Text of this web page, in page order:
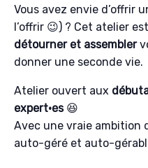
Vous avez envie d’offrir
l’offrir 😉) ? Cet atelier
détourner et assembler
donner une seconde vie.
Atelier ouvert aux
expert·es😆
Avec une vraie ambition
auto-géré et auto-